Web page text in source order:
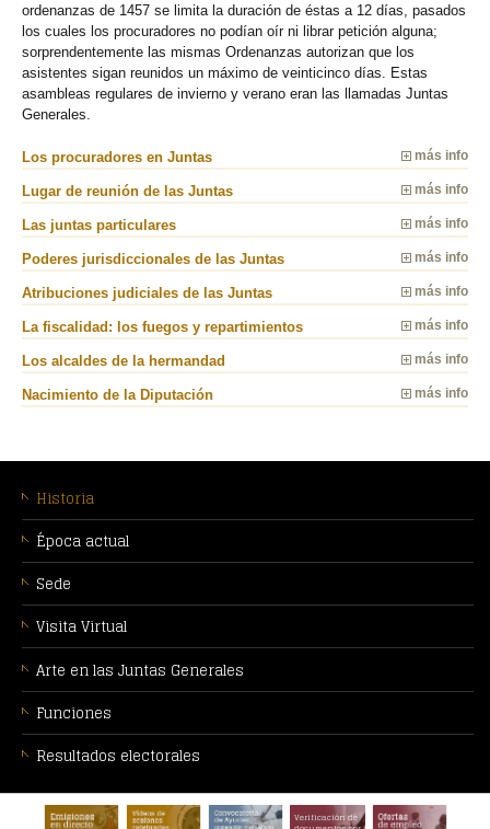
ordenanzas de 1457 se limita la duración de éstas a 12 días, pasados
los cuales los procuradores no podían oír ni librar petición alguna;
sorprendentemente las mismas Ordenanzas autorizan que los
asistentes sigan reunidos un máximo de veinticinco días. Estas
asambleas regulares de invierno y verano eran las llamadas Juntas
Generales.
más info
Los procuradores en Juntas
más info
Lugar de reunión de las Juntas
más info
Las juntas particulares
más info
Poderes jurisdiccionales de las Juntas
más info
Atribuciones judiciales de las Juntas
más info
La fiscalidad: los fuegos y repartimientos
más info
Los alcaldes de la hermandad
más info
Nacimiento de la Diputación
CONTEXTUAL
Historia
Época actual
Sede
Visita Virtual
Arte en las Juntas Generales
Funciones
Resultados electorales
Verificación de